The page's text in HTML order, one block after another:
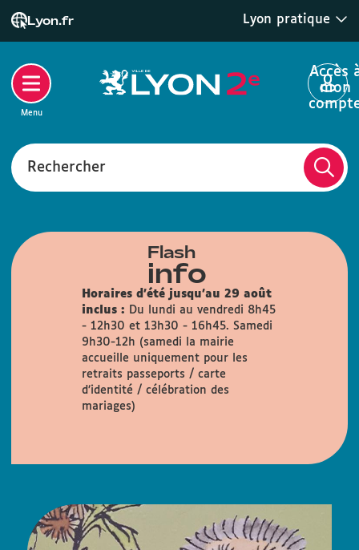
Lyon.fr Lyon pratique
Rechercher
Accès
mon
Menu
Flash
info
Horaires d'été jusqu'au 29 août
inclus :
Du lundi au vendredi 8h45
- 12h30 et 13h30 - 16h45. Samedi
9h30-12h (samedi la mairie
accueille uniquement pour les
retraits passeports / carte
d’identité / célébration des
mariages)